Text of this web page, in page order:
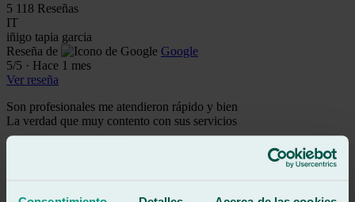
5 118 Reseñas
IT
iñigo tapia garcia
Reseña de
Google
5/5 · Hace 1 mes
Ver reseña
Son profesionales me atendieron rápido y bien
La verdad que muy contento con sus servicios